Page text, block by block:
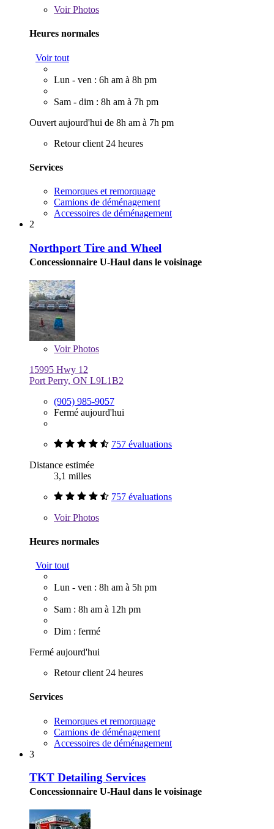
VoirPhotos
Heures normales
Voir tout
Lun - ven : 6h am à 8h pm
Sam - dim : 8h am à 7h pm
Ouvert aujourd'hui de 8h am à 7h pm
Retour client 24 heures
Services
Remorques et remorquage
Camions de déménagement
Accessoires de déménagement
2
Northport Tire and Wheel
Concessionnaire U-Haul dans le voisinage
VoirPhotos
15995 Hwy 12
Port Perry, ON L9L1B2
(905) 985-9057
Fermé aujourd'hui
757 évaluations
Distance estimée
3,1 milles
757 évaluations
VoirPhotos
Heures normales
Voir tout
Lun - ven : 8h am à 5h pm
Sam : 8h am à 12h pm
Dim : fermé
Fermé aujourd'hui
Retour client 24 heures
Services
Remorques et remorquage
Camions de déménagement
Accessoires de déménagement
3
TKT Detailing Services
Concessionnaire U-Haul dans le voisinage